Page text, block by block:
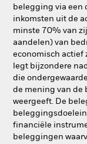
belegging via een
inkomsten uit de
minste 70% van
aandelen) van
economisch actief
legt bijzondere
die
de mening van de
weergeeft. De
financiële
beleggingen